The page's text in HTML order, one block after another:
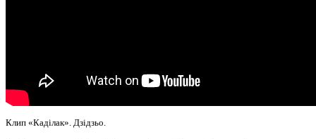
Клип «Каділак». Дзідзьо.